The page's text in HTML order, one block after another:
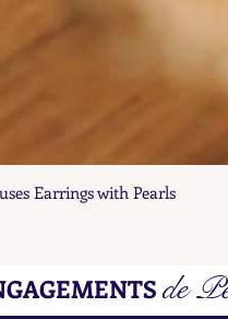
Aperçu rapide
Earrings with Pearls
de